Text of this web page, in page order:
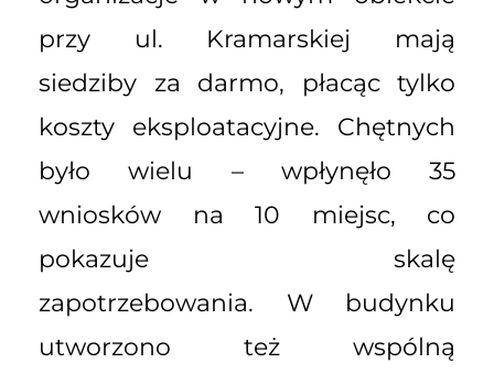
przy ul. Kramarskiej mają
siedziby za darmo, płacąc tylko
koszty eksploatacyjne. Chętnych
było wielu – wpłynęło 35
wniosków na 10 miejsc, co
pokazuje skalę
zapotrzebowania. W budynku
utworzono też wspólną